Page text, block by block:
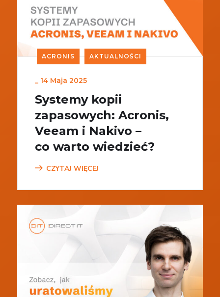
ACRONIS AKTUALNOŚCI
_ 14 Maja 2025
Systemy kopii
zapasowych: Acronis,
Veeam i Nakivo –
co warto wiedzieć?
CZYTAJ WIĘCEJ